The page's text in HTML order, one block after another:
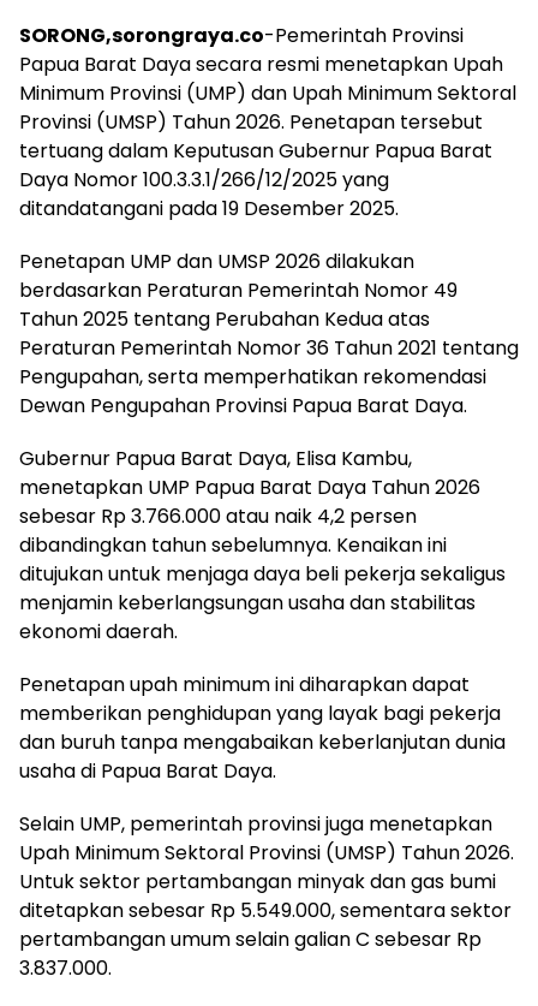
SORONG,sorongraya.co-Pemerintah Provinsi
Papua Barat Daya secara resmi menetapkan Upah
Minimum Provinsi (UMP) dan Upah Minimum Sektoral
Provinsi (UMSP) Tahun 2026. Penetapan tersebut
tertuang dalam Keputusan Gubernur Papua Barat
Daya Nomor 100.3.3.1/266/12/2025 yang
ditandatangani pada 19 Desember 2025.
Penetapan UMP dan UMSP 2026 dilakukan
berdasarkan Peraturan Pemerintah Nomor 49
Tahun 2025 tentang Perubahan Kedua atas
Peraturan Pemerintah Nomor 36 Tahun 2021 tentang
Pengupahan, serta memperhatikan rekomendasi
Dewan Pengupahan Provinsi Papua Barat Daya.
Gubernur Papua Barat Daya, Elisa Kambu,
menetapkan UMP Papua Barat Daya Tahun 2026
sebesar Rp 3.766.000 atau naik 4,2 persen
dibandingkan tahun sebelumnya. Kenaikan ini
ditujukan untuk menjaga daya beli pekerja sekaligus
menjamin keberlangsungan usaha dan stabilitas
ekonomi daerah.
Penetapan upah minimum ini diharapkan dapat
memberikan penghidupan yang layak bagi pekerja
dan buruh tanpa mengabaikan keberlanjutan dunia
usaha di Papua Barat Daya.
Selain UMP, pemerintah provinsi juga menetapkan
Upah Minimum Sektoral Provinsi (UMSP) Tahun 2026.
Untuk sektor pertambangan minyak dan gas bumi
ditetapkan sebesar Rp 5.549.000, sementara sektor
pertambangan umum selain galian C sebesar Rp
3.837.000.